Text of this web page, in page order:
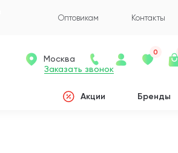
Оптовикам Контакты
Заказать звонок
Москва
0
Акции Бренды